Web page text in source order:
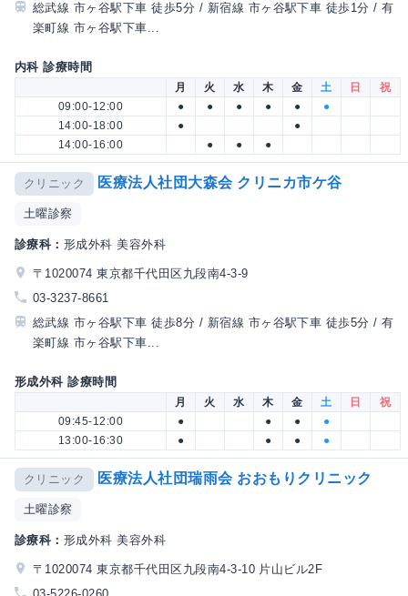
総武線 市ヶ谷駅下車 徒歩5分 / 新宿線 市ヶ谷駅下車 徒歩1分 / 有
楽町線 市ヶ谷駅下車...
内科 診療時間
月 火 水 木 金 土 日
祝
09:00-12:00
● ● ● ● ●
●
14:00-18:00
●
●
14:00-16:00
● ● ●
クリニック 医療法人社団大森会 クリニカ市ケ谷
土曜診察
診療科： 形成外科 美容外科
〒1020074 東京都千代田区九段南4-3-9
03-3237-8661
総武線 市ヶ谷駅下車 徒歩8分 / 新宿線 市ヶ谷駅下車 徒歩5分 / 有
楽町線 市ヶ谷駅下車...
形成外科 診療時間
月 火 水 木 金 土 日
祝
09:45-12:00
● ● ●
●
13:00-16:30
● ● ● ●
クリニック 医療法人社団瑞雨会 おおもりクリニック
土曜診察
診療科： 形成外科 美容外科
〒1020074 東京都千代田区九段南4-3-10 片山ビル2F